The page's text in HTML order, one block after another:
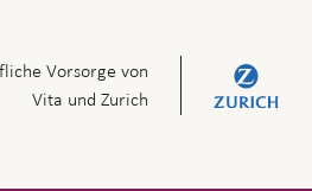
Vorsorge von
Vita und Zurich